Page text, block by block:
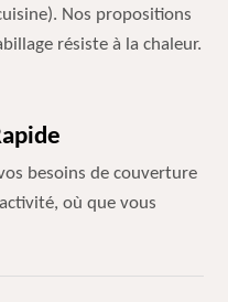
Nos propositions
résiste à la chaleur.
besoins de couverture
où que vous